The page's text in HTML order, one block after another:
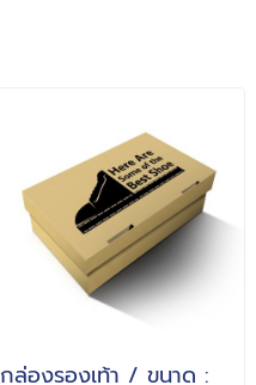
กล่องรองเท้า / ขนาด :